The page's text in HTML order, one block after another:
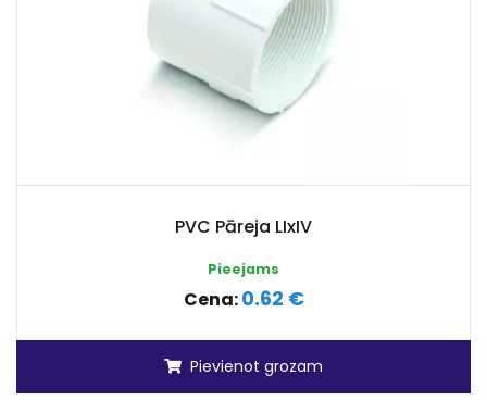
PVC Pāreja LIxIV
Pieejams
Cena:0.62 €
Pievienot grozam